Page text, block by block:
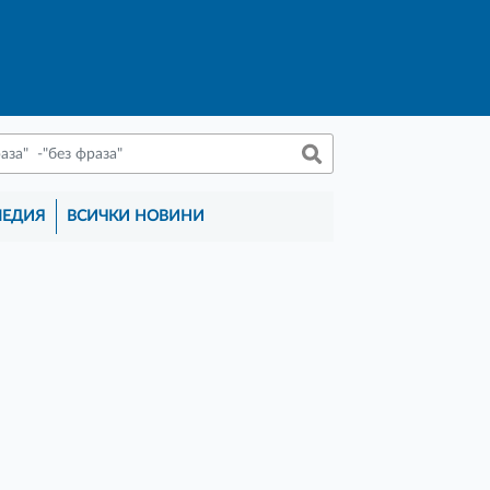
ВСИЧКИ НОВИНИ